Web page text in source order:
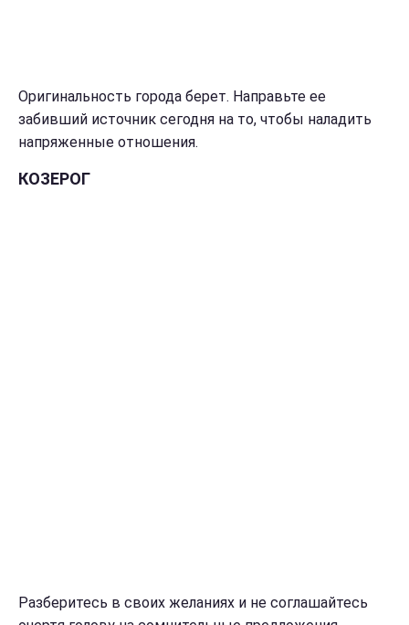
Оригинальность города берет. Направьте ее
забивший источник сегодня на то, чтобы наладить
напряженные отношения.
КОЗЕРОГ
Разберитесь в своих желаниях и не соглашайтесь